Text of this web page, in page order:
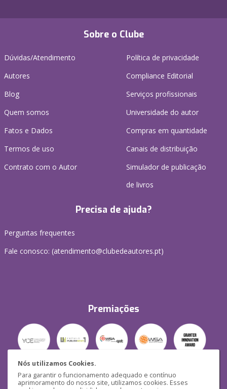
Nós utilizamos Cookies.
Para garantir o funcionamento adequado e contínuo
aprimoramento do nosso site, utilizamos cookies. Esses
Sobre o Clube
Dúvidas/Atendimento
Autores
Blog
Quem somos
Fatos e Dados
Termos de uso
Contrato com o Autor
Política de privacidade
Compliance Editorial
Serviços profissionais
Universidade do autor
Compras em quantidade
Canais de distribuição
Simulador de publicação
de livros
Precisa de ajuda?
Perguntas frequentes
Fale conosco: (atendimento@clubedeautores.pt)
Premiações
Segurança